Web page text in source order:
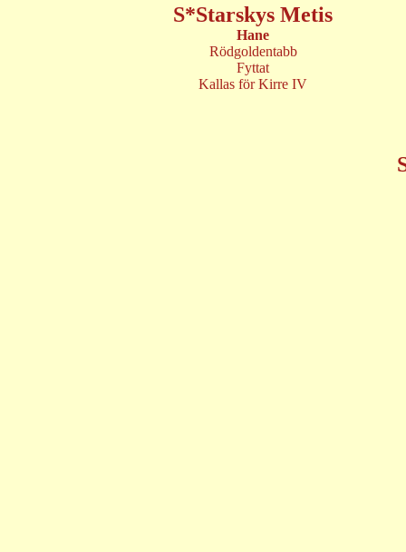
S*Starskys Metis
Hane
Rödgoldentabb
Fyttat
Kallas för Kirre IV